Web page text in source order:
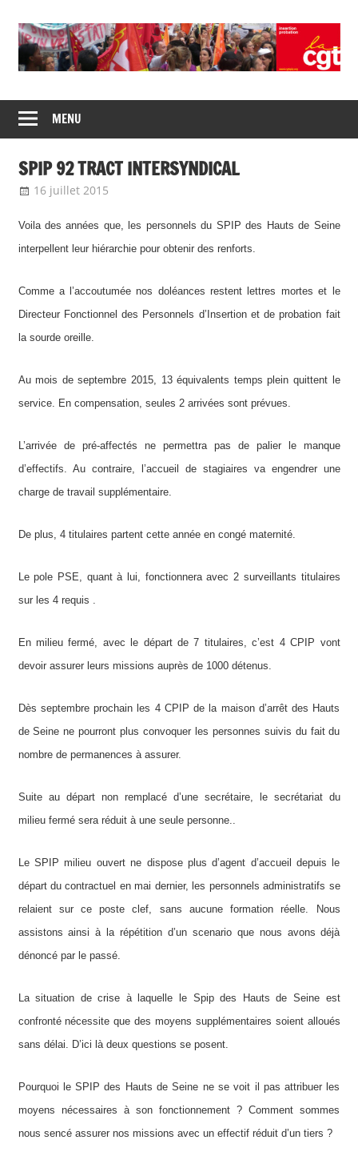
content
CGT
insertion
probation
de
syndicats
CGT
insertion
probation
MENU
SPIP 92 TRACT INTERSYNDICAL
16 juillet 2015
Voila des années que, les personnels du SPIP des Hauts de Seine
interpellent leur hiérarchie pour obtenir des renforts.
Comme a l’accoutumée nos doléances restent lettres mortes et le
Directeur Fonctionnel des Personnels d’Insertion et de probation fait
la sourde oreille.
Au mois de septembre 2015, 13 équivalents temps plein quittent le
service. En compensation, seules 2 arrivées sont prévues.
L’arrivée de pré-affectés ne permettra pas de palier le manque
d’effectifs. Au contraire, l’accueil de stagiaires va engendrer une
charge de travail supplémentaire.
De plus, 4 titulaires partent cette année en congé maternité.
Le pole PSE, quant à lui, fonctionnera avec 2 surveillants titulaires
sur les 4 requis .
En milieu fermé, avec le départ de 7 titulaires, c’est 4 CPIP vont
devoir assurer leurs missions auprès de 1000 détenus.
Dès septembre prochain les 4 CPIP de la maison d’arrêt des Hauts
de Seine ne pourront plus convoquer les personnes suivis du fait du
nombre de permanences à assurer.
Suite au départ non remplacé d’une secrétaire, le secrétariat du
milieu fermé sera réduit à une seule personne..
Le SPIP milieu ouvert ne dispose plus d’agent d’accueil depuis le
départ du contractuel en mai dernier, les personnels administratifs se
relaient sur ce poste clef, sans aucune formation réelle. Nous
assistons ainsi à la répétition d’un scenario que nous avons déjà
dénoncé par le passé.
La situation de crise à laquelle le Spip des Hauts de Seine est
confronté nécessite que des moyens supplémentaires soient alloués
sans délai. D’ici là deux questions se posent.
Pourquoi le SPIP des Hauts de Seine ne se voit il pas attribuer les
moyens nécessaires à son fonctionnement ? Comment sommes
nous sencé assurer nos missions avec un effectif réduit d’un tiers ?